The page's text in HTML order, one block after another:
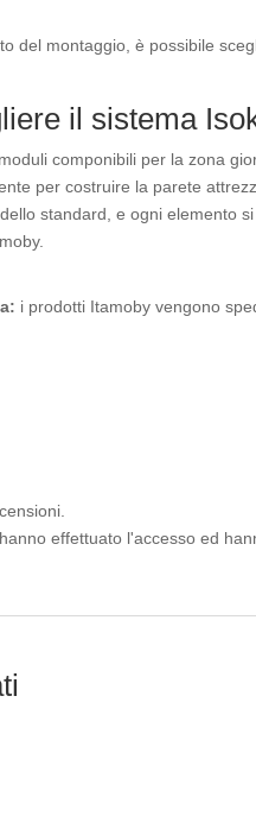
del montaggio, è possibile
il sistema
componibili per la zona
per costruire la parete
standard, e ogni elemento
i prodotti Itamoby vengono
effettuato l'accesso ed